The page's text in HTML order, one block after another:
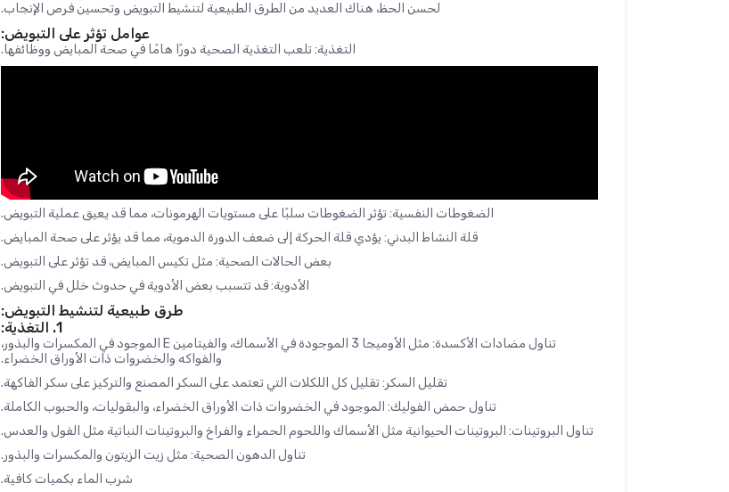
لحسن الحظ، هناك العديد من الطرق الطبيعية لتنشيط التبويض وتحسين فرص الإنجاب.
عوامل تؤثر على التبويض:
التغذية: تلعب التغذية الصحية دورًا هامًا في صحة المبايض ووظائفها.
الضغوطات النفسية: تؤثر الضغوطات سلبًا على مستويات الهرمونات، مما قد يعيق عملية التبويض.
قلة النشاط البدني: يؤدي قلة الحركة إلى ضعف الدورة الدموية، مما قد يؤثر على صحة المبايض.
بعض الحالات الصحية: مثل تكيس المبايض، قد تؤثر على التبويض.
الأدوية: قد تتسبب بعض الأدوية في حدوث خلل في التبويض.
طرق طبيعية لتنشيط التبويض:
1. التغذية:
تناول مضادات الأكسدة: مثل الأوميجا 3 الموجودة في الأسماك، والفيتامين E الموجود في المكسرات والبذور،
والفواكه والخضروات ذات الأوراق الخضراء.
تقليل السكر: تقليل كل اللكلات التي تعتمد على السكر المصنع والتركيز على سكر الفاكهة.
تناول حمض الفوليك: الموجود في الخضروات ذات الأوراق الخضراء، والبقوليات، والحبوب الكاملة.
تناول البروتينات: البروتينات الحيوانية مثل الأسماك واللحوم الحمراء والفراخ والبروتينات النباتية مثل الفول والعدس.
تناول الدهون الصحية: مثل زيت الزيتون والمكسرات والبذور.
شرب الماء بكميات كافية.